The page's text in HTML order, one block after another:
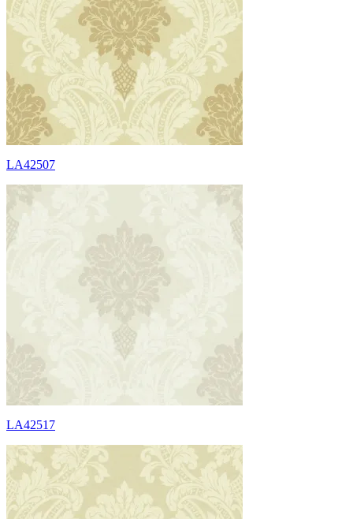
LA42507
LA42517